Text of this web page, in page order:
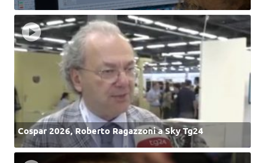
Cospar 2026, Roberto Ragazzoni a Sky Tg24